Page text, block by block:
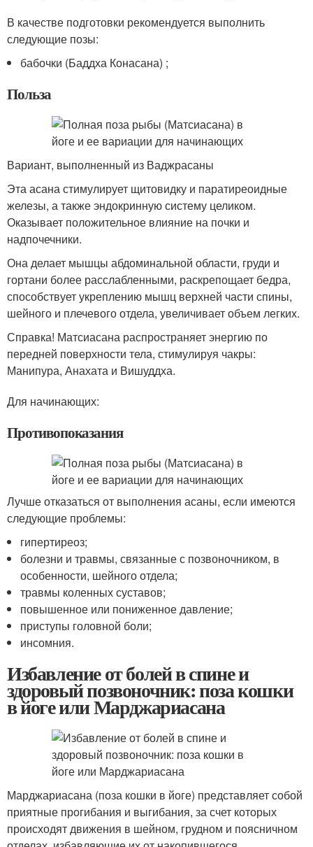
В качестве подготовки рекомендуется выполнить
следующие позы:
бабочки (Баддха Конасана) ;
Польза
Вариант, выполненный из Ваджрасаны
Эта асана стимулирует щитовидку и паратиреоидные
железы, а также эндокринную систему целиком.
Оказывает положительное влияние на почки и
надпочечники.
Она делает мышцы абдоминальной области, груди и
гортани более расслабленными, раскрепощает бедра,
способствует укреплению мышц верхней части спины,
шейного и плечевого отдела, увеличивает объем легких.
Справка! Матсиасана распространяет энергию по
передней поверхности тела, стимулируя чакры:
Манипура, Анахата и Вишуддха.
Для начинающих:
Противопоказания
Лучше отказаться от выполнения асаны, если имеются
следующие проблемы:
гипертиреоз;
болезни и травмы, связанные с позвоночником, в
особенности, шейного отдела;
травмы коленных суставов;
повышенное или пониженное давление;
приступы головной боли;
инсомния.
Избавление от болей в спине и
здоровый позвоночник: поза кошки
в йоге или Марджариасана
Марджариасана (поза кошки в йоге) представляет собой
приятные прогибания и выгибания, за счет которых
происходят движения в шейном, грудном и поясничном